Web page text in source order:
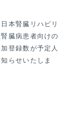
本腎臓リハビリ
臓病患者向けの
登録数が予定人
らせいたしま